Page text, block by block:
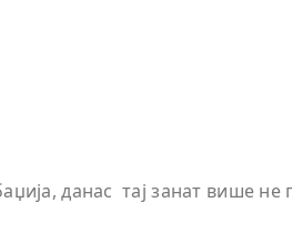
данас тај занат више